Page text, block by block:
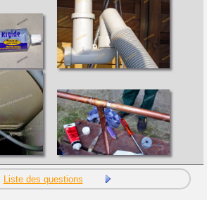
Liste des questions